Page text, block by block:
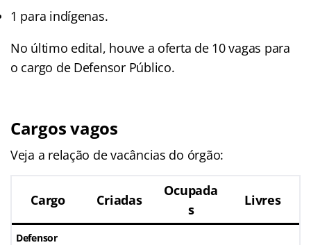
1 para indígenas.
No último edital, houve a oferta de 10 vagas para
o cargo de Defensor Público.
Cargos vagos
Veja a relação de vacâncias do órgão:
Cargo Criadas
Ocupada
s
Livres
Defensor